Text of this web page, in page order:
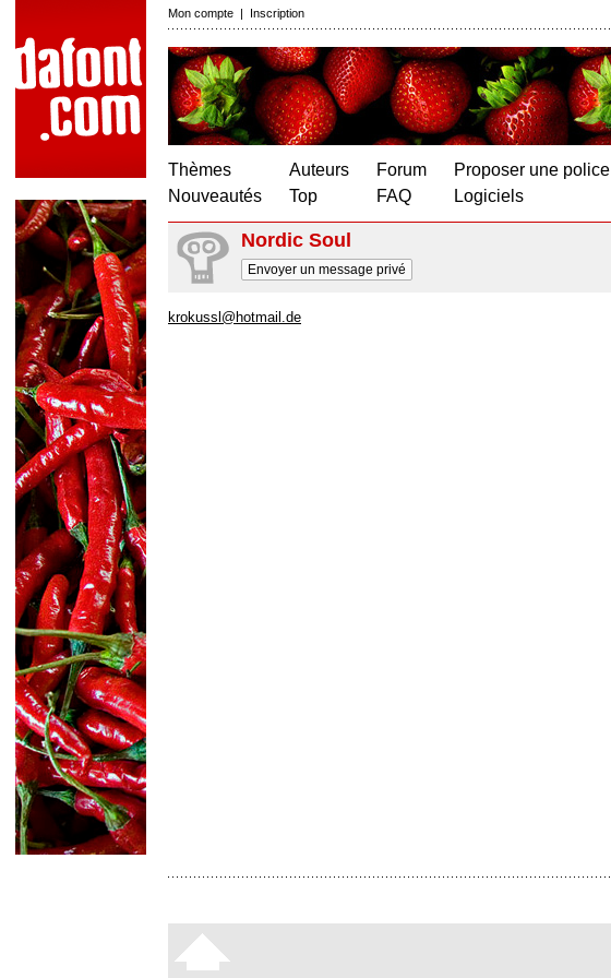
Mon compte | Inscription
Thèmes
Nouveautés
Auteurs
Top
Forum
FAQ
Proposer une police
Logiciels
Nordic Soul
Envoyer un message privé
krokussl@hotmail.de